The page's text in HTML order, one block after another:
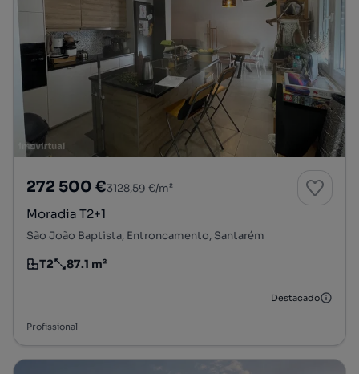
272 500 €3128,59 €/m²
Moradia T2+1
São João Baptista, Entroncamento, Santarém
Tipologia
T2
Preço por metro quadrado
87.1 m²
Destacado
Profissional